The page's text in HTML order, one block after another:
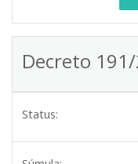
Decreto
Status: